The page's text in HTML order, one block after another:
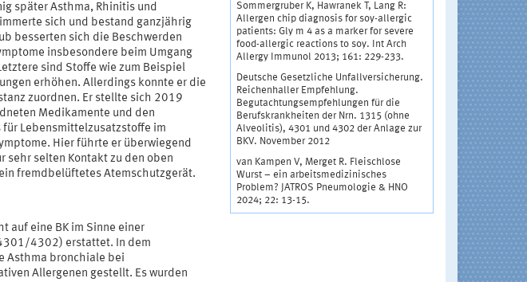
später Asthma, Rhinitis und
sich und bestand ganzjährig
besserten sich die Beschwerden
insbesondere beim Umgang
sind Stoffe wie zum Beispiel
erhöhen. Allerdings konnte er die
zuordnen. Er stellte sich 2019
Medikamente und den
Lebensmittelzusatzstoffe im
Hier führte er überwiegend
sehr selten Kontakt zu den oben
fremdbelüftetes Atemschutzgerät.
auf eine BK im Sinne einer
4302) erstattet. In dem
Asthma bronchiale bei
Allergenen gestellt. Es wurden
Sommergruber K, Hawranek T, Lang R:
Allergen chip diagnosis for soy-allergic
patients: Gly m 4 as a marker for severe
food-allergic reactions to soy. Int Arch
Allergy Immunol 2013; 161: 229-233.
Deutsche Gesetzliche Unfallversicherung.
Reichenhaller Empfehlung.
Begutachtungsempfehlungen für die
Berufskrankheiten der Nrn. 1315 (ohne
Alveolitis), 4301 und 4302 der Anlage zur
BKV. November 2012
van Kampen V, Merget R. Fleischlose
Wurst – ein arbeitsmedizinisches
Problem? JATROS Pneumologie & HNO
2024; 22: 13-15.